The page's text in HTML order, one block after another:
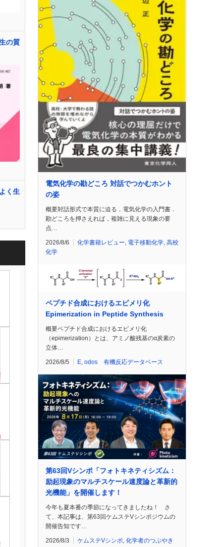
の質
く生
電気化学の勘どころ 対話でつかむホント
の姿
概要対話形式で本質に迫る，電気化学の入門書．
勘どころを押さえれば，複雑に見える現象の要
点…
2026/8/6 化学書籍レビュー 電子移動化学 高校
化学
ペプチド合成におけるエピメリ化
Epimerization in Peptide Synthesis
概要ペプチド合成におけるエピメリ化
（epimerization）とは、アミノ酸残基のα炭素の
立体…
2026/8/5 E odos 有機反応データベース
第63回Vシンポ「フォトキネティシズム：
励起現象のマルチスケール速度論と革新的
光機能」を開催します！
今年も夏本番の季節になってきましたね！ さ
て、本記事は、第63回ケムステVシンポジウムの
開催告知です…
2026/8/3 ケムステVシンポ, 化学者のつぶやき